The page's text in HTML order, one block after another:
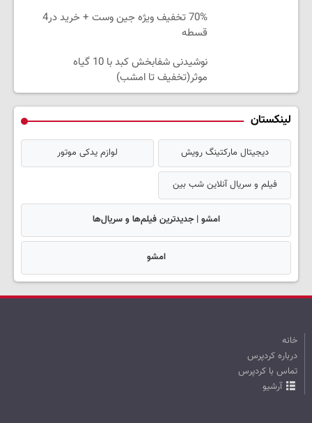
70% تخفیف ویژه جین وست + خرید در4
قسطه
نوشیدنی شفابخش کبد با 10 گیاه
موثر(تخفیف تا امشب)
لینکستان
دیجیتال مارکتینگ رویش لوازم یدکی موتور
فیلم و سریال آنلاین شب بین
امشو | جدیدترین فیلم‌ها و سریال‌ها
امشو
خانه
درباره کردپرس
تماس با کردپرس
آرشیو